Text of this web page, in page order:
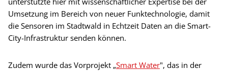
Umsetzung im Bereich von neuer Funktechnologie, damit
die Sensoren im Stadtwald in Echtzeit Daten an die Smart-
City-Infrastruktur senden können.
Zudem wurde das Vorprojekt „Smart Water", das in der